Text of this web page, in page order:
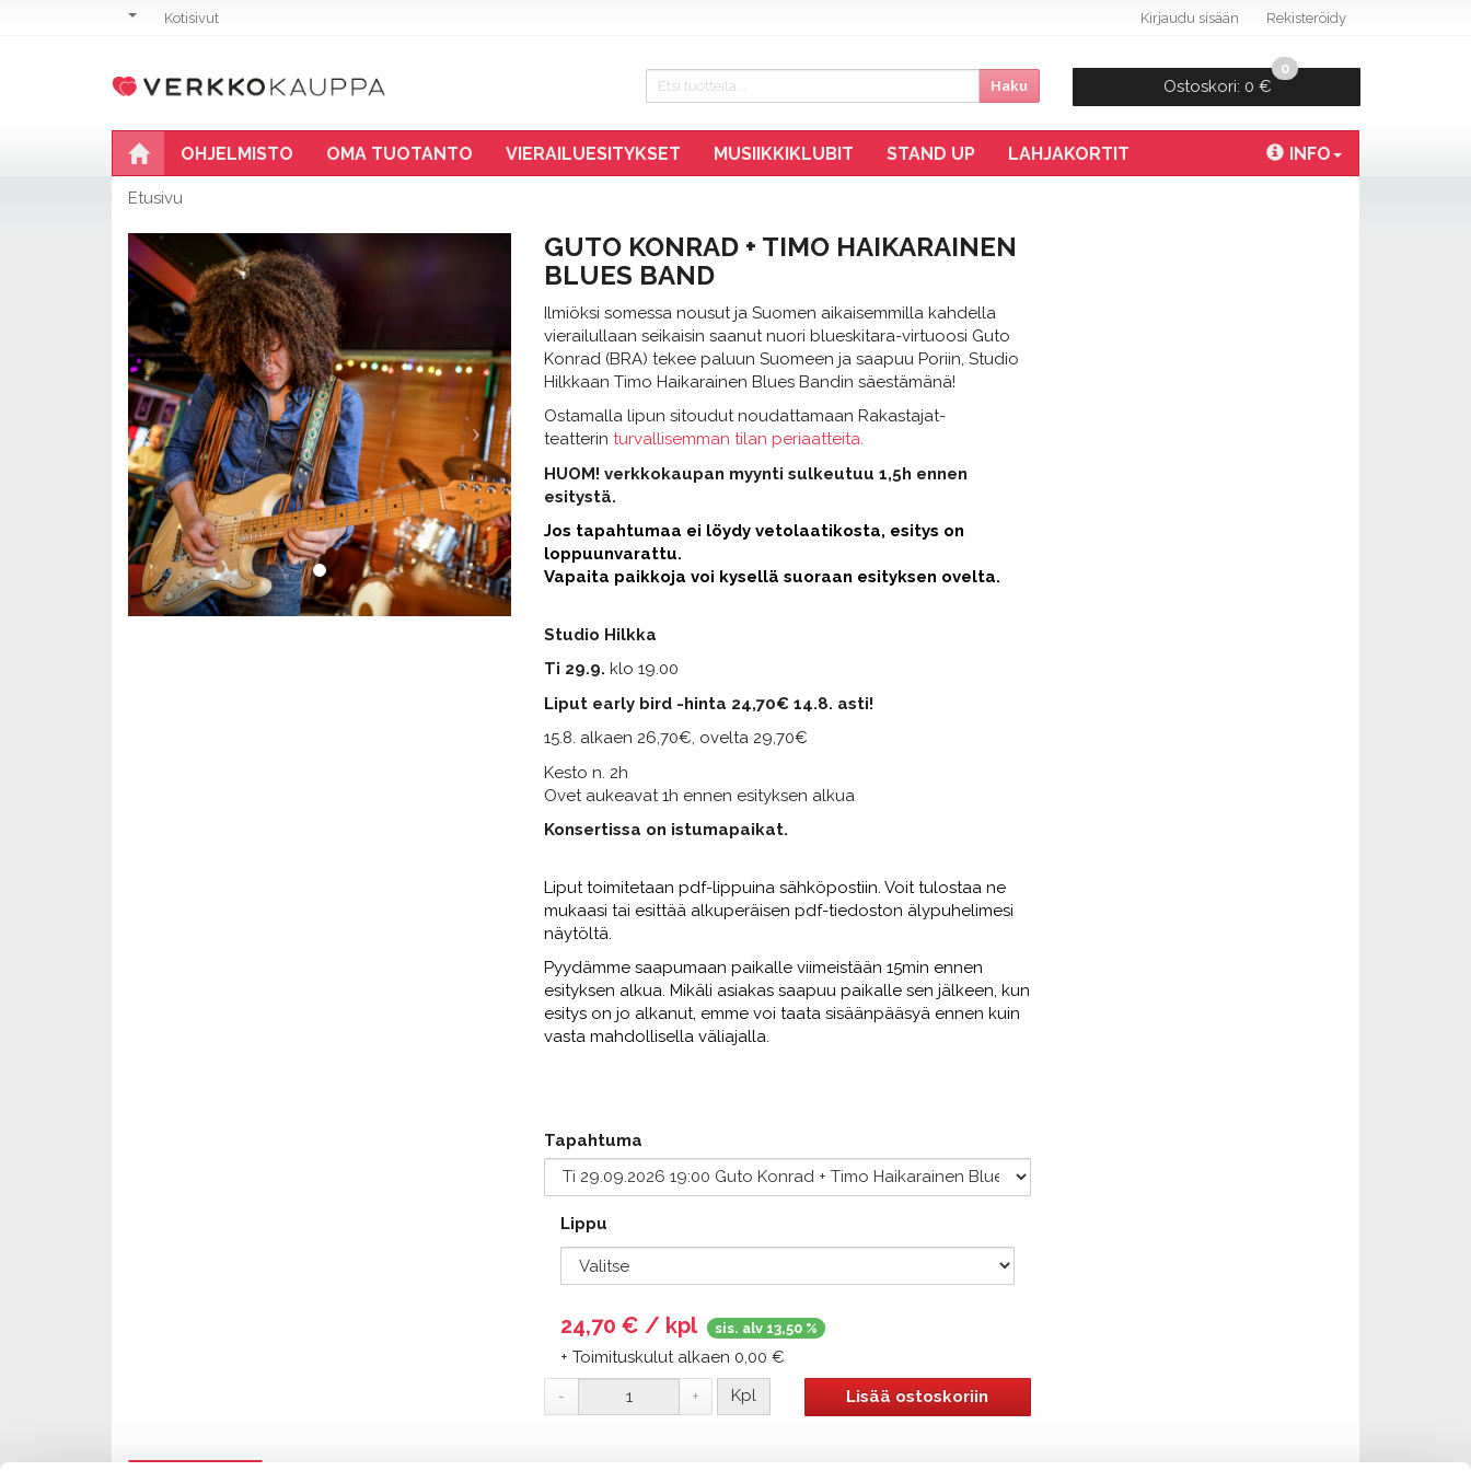
Kotisivut Kirjaudu sisään Rekisteröidy
Haku Ostoskori: 0 €
0
OHJELMISTO OMA TUOTANTO VIERAILUESITYKSET MUSIIKKIKLUBIT STAND UP LAHJAKORTIT INFO
Etusivu
GUTO KONRAD + TIMO HAIKARAINEN
BLUES BAND
Ilmiöksi somessa nousut ja Suomen aikaisemmilla kahdella
vierailullaan seikaisin saanut nuori blueskitara-virtuoosi Guto
Konrad (BRA) tekee paluun Suomeen ja saapuu Poriin, Studio
Hilkkaan Timo Haikarainen Blues Bandin säestämänä!
Ostamalla lipun sitoudut noudattamaan Rakastajat-
teatterin turvallisemman tilan periaatteita.
HUOM! verkkokaupan myynti sulkeutuu 1,5h ennen
esitystä.
Jos tapahtumaa ei löydy vetolaatikosta, esitys on
loppuunvarattu.
Vapaita paikkoja voi kysellä suoraan esityksen ovelta.
Studio Hilkka
Ti 29.9. klo 19.00
Liput early bird -hinta 24,70€ 14.8. asti!
15.8. alkaen 26,70€, ovelta 29,70€
Kesto n. 2h
Ovet aukeavat 1h ennen esityksen alkua
Konsertissa on istumapaikat.
Liput toimitetaan pdf-lippuina sähköpostiin. Voit tulostaa ne
mukaasi tai esittää alkuperäisen pdf-tiedoston älypuhelimesi
näytöltä.
Pyydämme saapumaan paikalle viimeistään 15min ennen
esityksen alkua. Mikäli asiakas saapuu paikalle sen jälkeen, kun
esitys on jo alkanut, emme voi taata sisäänpääsyä ennen kuin
vasta mahdollisella väliajalla.
Tapahtuma
Lippu
24,70 € / kpl sis. alv 13,50 %
+ Toimituskulut alkaen 0,00 €
- + Kpl Lisää ostoskoriin